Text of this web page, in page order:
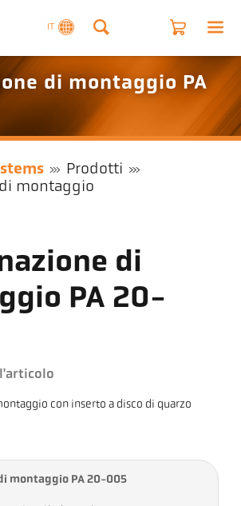
IT
di montaggio PA
Prodotti
montaggio
di
PA 20-
con inserto a disco di quarzo
montaggio PA 20-005